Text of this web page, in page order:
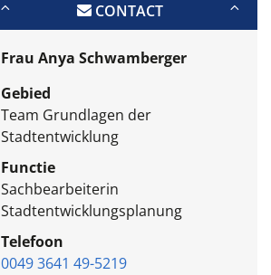
CONTACT
Frau Anya Schwamberger
Gebied
Team Grundlagen der
Stadtentwicklung
Functie
Sachbearbeiterin
Stadtentwicklungsplanung
Telefoon
0049 3641 49-5219